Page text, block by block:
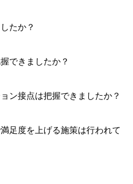
たか？
できましたか？
ン接点は把握できましたか？
足度を上げる施策は行われて